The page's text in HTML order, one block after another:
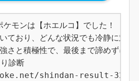
モンは【ホエルコ】でした！
ており、どんな状況でも冷静に対応
さと積極性で、最後まで諦めずに物
診断
shindan-result-320